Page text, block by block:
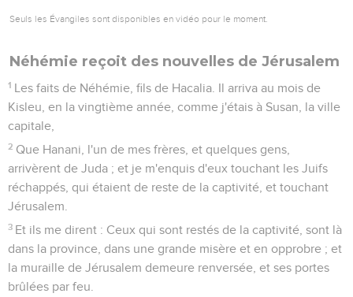
Seuls les Évangiles sont disponibles en vidéo pour le moment.
Néhémie reçoit des nouvelles de Jérusalem
1 Les faits de Néhémie, fils de Hacalia. Il arriva au mois de
Kisleu, en la vingtième année, comme j'étais à Susan, la ville
capitale,
2 Que Hanani, l'un de mes frères, et quelques gens,
arrivèrent de Juda ; et je m'enquis d'eux touchant les Juifs
réchappés, qui étaient de reste de la captivité, et touchant
Jérusalem.
3 Et ils me dirent : Ceux qui sont restés de la captivité, sont là
dans la province, dans une grande misère et en opprobre ; et
la muraille de Jérusalem demeure renversée, et ses portes
brûlées par feu.